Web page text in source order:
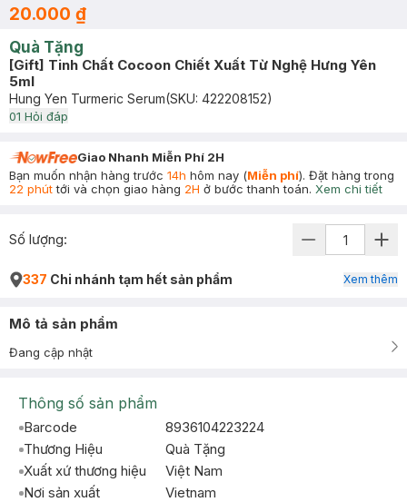
20.000 ₫
Quà Tặng
[Gift] Tinh Chất Cocoon Chiết Xuất Từ Nghệ Hưng Yên
5ml
Hung Yen Turmeric Serum(SKU: 422208152)
01 Hỏi đáp
Giao Nhanh Miễn Phí 2H
Bạn muốn nhận hàng trước 14h hôm nay (Miễn phí). Đặt hàng trong
22 phúttới và chọn giao hàng 2H ở bước thanh toán. Xem chi tiết
Số lượng:
337 Chi nhánh tạm hết sản phẩm Xem thêm
Mô tả sản phẩm
Đang cập nhật
Thông số sản phẩm
Barcode
8936104223224
Thương Hiệu
Quà Tặng
Xuất xứ thương hiệu
Việt Nam
Nơi sản xuất
Vietnam